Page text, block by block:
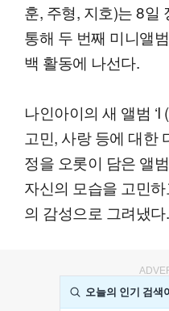
훈, 주형, 지호)는 8일
통해 두 번째 미니앨
백 활동에 나선다.
나인아이의 새 앨범 ‘I
고민, 사랑 등에 대한
정을 오롯이 담은 앨
자신의 모습을 고민
의 감성으로 그려냈다.